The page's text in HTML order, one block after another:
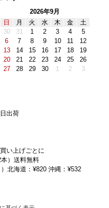
2026年9月
日
月 火 水 木 金
土
30
31 1 2 3 4
5
6
7 8 9 10 11
12
13
14 15 16 17 18
19
20
21 22 23 24 25
26
27
28 29 30 1 2 3
出荷
い上げごとに
）送料無料
北海道：¥820 沖縄：¥532